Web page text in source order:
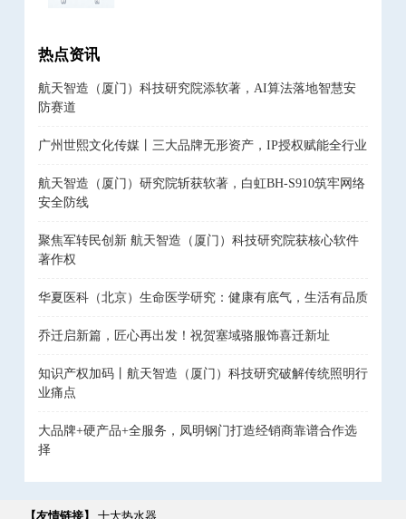
热点资讯
航天智造（厦门）科技研究院添软著，AI算法落地智慧安
防赛道
广州世熙文化传媒丨三大品牌无形资产，IP授权赋能全行业
航天智造（厦门）研究院斩获软著，白虹BH-S910筑牢网络
安全防线
聚焦军转民创新 航天智造（厦门）科技研究院获核心软件
著作权
华夏医科（北京）生命医学研究：健康有底气，生活有品质
乔迁启新篇，匠心再出发！祝贺塞域骆服饰喜迁新址
知识产权加码丨航天智造（厦门）科技研究破解传统照明行
业痛点
大品牌+硬产品+全服务，凤明钢门打造经销商靠谱合作选
择
【友情链接】 十大热水器